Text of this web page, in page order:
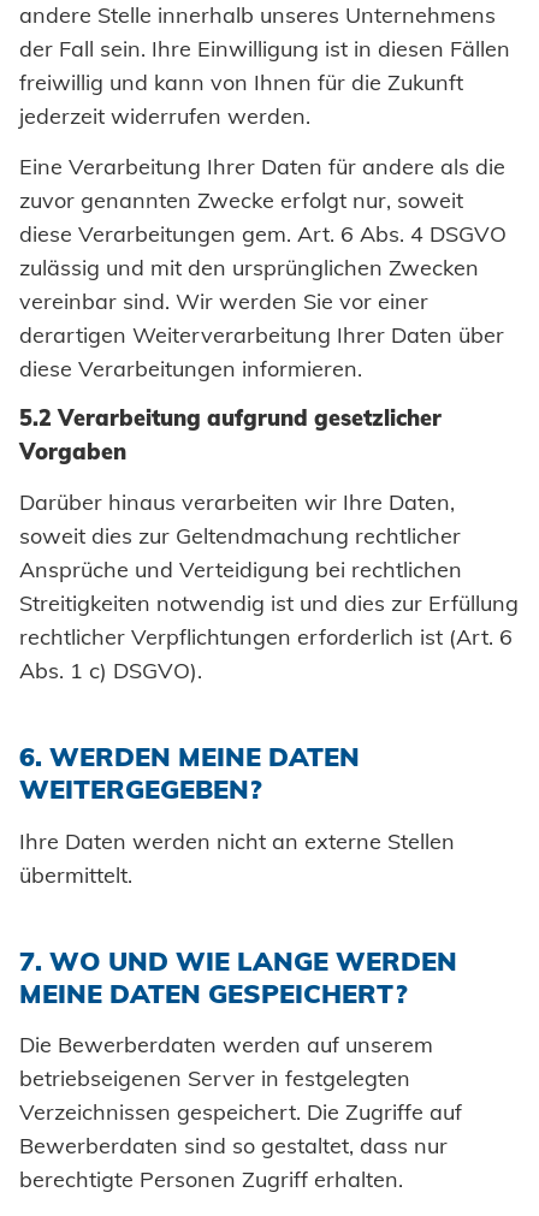
andere Stelle innerhalb unseres Unternehmens
der Fall sein. Ihre Einwilligung ist in diesen Fällen
freiwillig und kann von Ihnen für die Zukunft
jederzeit widerrufen werden.
Eine Verarbeitung Ihrer Daten für andere als die
zuvor genannten Zwecke erfolgt nur, soweit
diese Verarbeitungen gem. Art. 6 Abs. 4 DSGVO
zulässig und mit den ursprünglichen Zwecken
vereinbar sind. Wir werden Sie vor einer
derartigen Weiterverarbeitung Ihrer Daten über
diese Verarbeitungen informieren.
5.2 Verarbeitung aufgrund gesetzlicher
Vorgaben
Darüber hinaus verarbeiten wir Ihre Daten,
soweit dies zur Geltendmachung rechtlicher
Ansprüche und Verteidigung bei rechtlichen
Streitigkeiten notwendig ist und dies zur Erfüllung
rechtlicher Verpflichtungen erforderlich ist (Art. 6
Abs. 1 c) DSGVO).
6. WERDEN MEINE DATEN
WEITERGEGEBEN?
Ihre Daten werden nicht an externe Stellen
übermittelt.
7. WO UND WIE LANGE WERDEN
MEINE DATEN GESPEICHERT?
Die Bewerberdaten werden auf unserem
betriebseigenen Server in festgelegten
Verzeichnissen gespeichert. Die Zugriffe auf
Bewerberdaten sind so gestaltet, dass nur
berechtigte Personen Zugriff erhalten.